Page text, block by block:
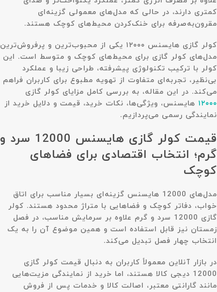
کمتری دارند، در حالی که مدل‌های معمولی گزینه‌ای
مقرون‌به‌صرفه برای خنک‌کردن محیط‌های کوچک هستند.
کولر گازی هایسنس ۱۲۰۰۰ یکی از محبوب‌ترین و پرفروش‌ترین
مدل‌های کولر گازی برای محیط‌های کوچک و متوسط است. این
کولر با ترکیب تکنولوژی پیشرفته، طراحی زیبا و عملکرد
بی‌نظیر، تجربه‌ای متفاوت از تهویه مطبوع برای کاربران فراهم
می‌کند. در این مقاله، به بررسی کامل مزایای کولر گازی
۱۲۰۰۰ هایسنس، ویژگی‌ها، نکات خرید، قیمت و دلایل خرید از
نمایندگی رسمی می‌پردازیم.
قیمت کولر گازی هایسنس 12000 سرد و
گرم؛ انتخاب اقتصادی برای فضاهای
کوچک
مدل‌های 12000 هایسنس گزینه‌ای بسیار مناسب برای اتاق
خواب، دفاتر کوچک و فضاهایی با متراژ محدود هستند. کولر
گازی 12000 سرد و گرم علاوه بر سرمایش مناسب، در فصل
زمستان نیز قابل استفاده است و همین موضوع آن را به یک
انتخاب چهار فصل تبدیل می‌کند.
در بازار آنلاین معمولاً کاربران به دنبال قیمت کولر گازی
12000 دیجی کالا هستند، اما خرید از نمایندگی مزیت‌هایی
مانند گارانتی معتبر، اصالت کالا و خدمات پس از فروش